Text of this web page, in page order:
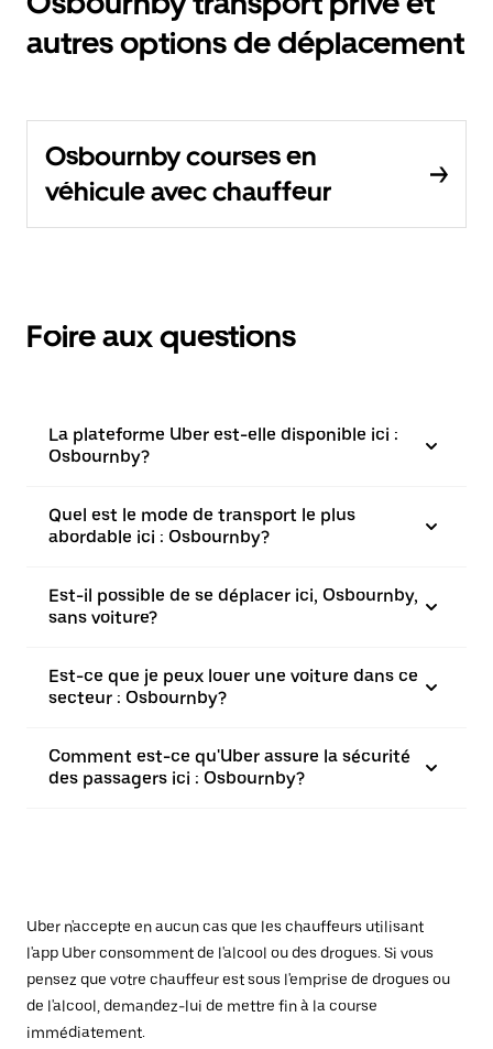
autres options de déplacement
Osbournby courses en
véhicule avec chauffeur
Foire aux questions
La plateforme Uber est-elle disponible ici :
Osbournby?
Quel est le mode de transport le plus
abordable ici : Osbournby?
Est-il possible de se déplacer ici, Osbournby,
sans voiture?
Est-ce que je peux louer une voiture dans ce
secteur : Osbournby?
Comment est-ce qu'Uber assure la sécurité
des passagers ici : Osbournby?
Uber n'accepte en aucun cas que les chauffeurs utilisant
l'app Uber consomment de l'alcool ou des drogues. Si vous
pensez que votre chauffeur est sous l'emprise de drogues ou
de l'alcool, demandez-lui de mettre fin à la course
immédiatement.